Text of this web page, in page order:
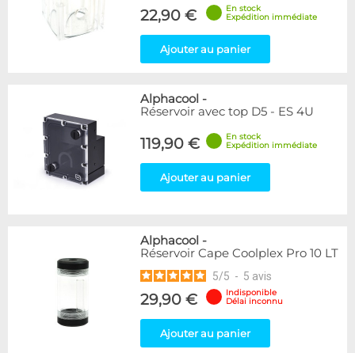
22,90 €
En stock
Expédition immédiate
Ajouter au panier
Alphacool -
Réservoir avec top D5 - ES 4U
119,90 €
En stock
Expédition immédiate
Ajouter au panier
Alphacool -
Réservoir Cape Coolplex Pro 10 LT
5/5 - 5 avis
29,90 €
Indisponible
Délai inconnu
Ajouter au panier